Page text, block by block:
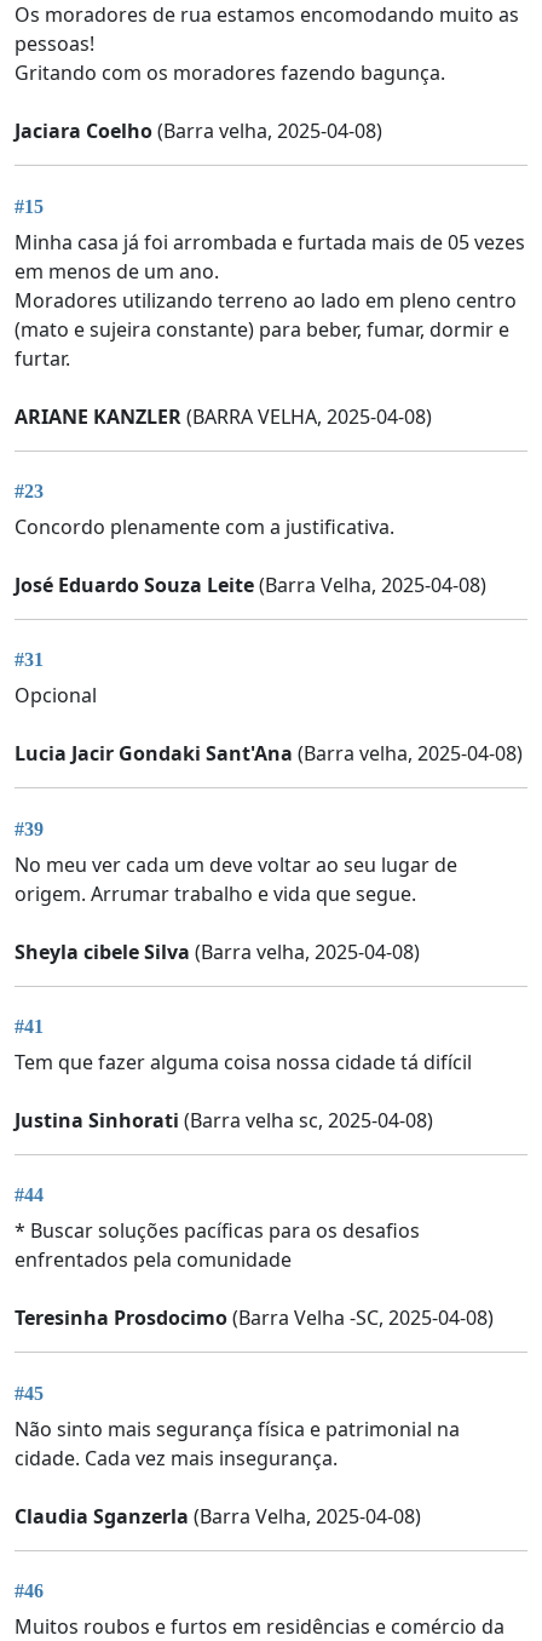
Os moradores de rua estamos encomodando muito as
pessoas!
Gritando com os moradores fazendo bagunça.
Jaciara Coelho(Barra velha, 2025-04-08)
#15
Minha casa já foi arrombada e furtada mais de 05 vezes
em menos de um ano.
Moradores utilizando terreno ao lado em pleno centro
(mato e sujeira constante) para beber, fumar, dormir e
furtar.
ARIANE KANZLER(BARRA VELHA, 2025-04-08)
#23
Concordo plenamente com a justificativa.
José Eduardo Souza Leite(Barra Velha, 2025-04-08)
#31
Opcional
Lucia Jacir Gondaki Sant'Ana (Barra velha, 2025-04-08)
#39
No meu ver cada um deve voltar ao seu lugar de
origem. Arrumar trabalho e vida que segue.
Sheyla cibele Silva (Barra velha, 2025-04-08)
#41
Tem que fazer alguma coisa nossa cidade tá difícil
Justina Sinhorati (Barra velha sc, 2025-04-08)
#44
* Buscar soluções pacíficas para os desafios
enfrentados pela comunidade
Teresinha Prosdocimo(Barra Velha -SC, 2025-04-08)
#45
Não sinto mais segurança física e patrimonial na
cidade. Cada vez mais insegurança.
Claudia Sganzerla (Barra Velha, 2025-04-08)
#46
Muitos roubos e furtos em residências e comércio da